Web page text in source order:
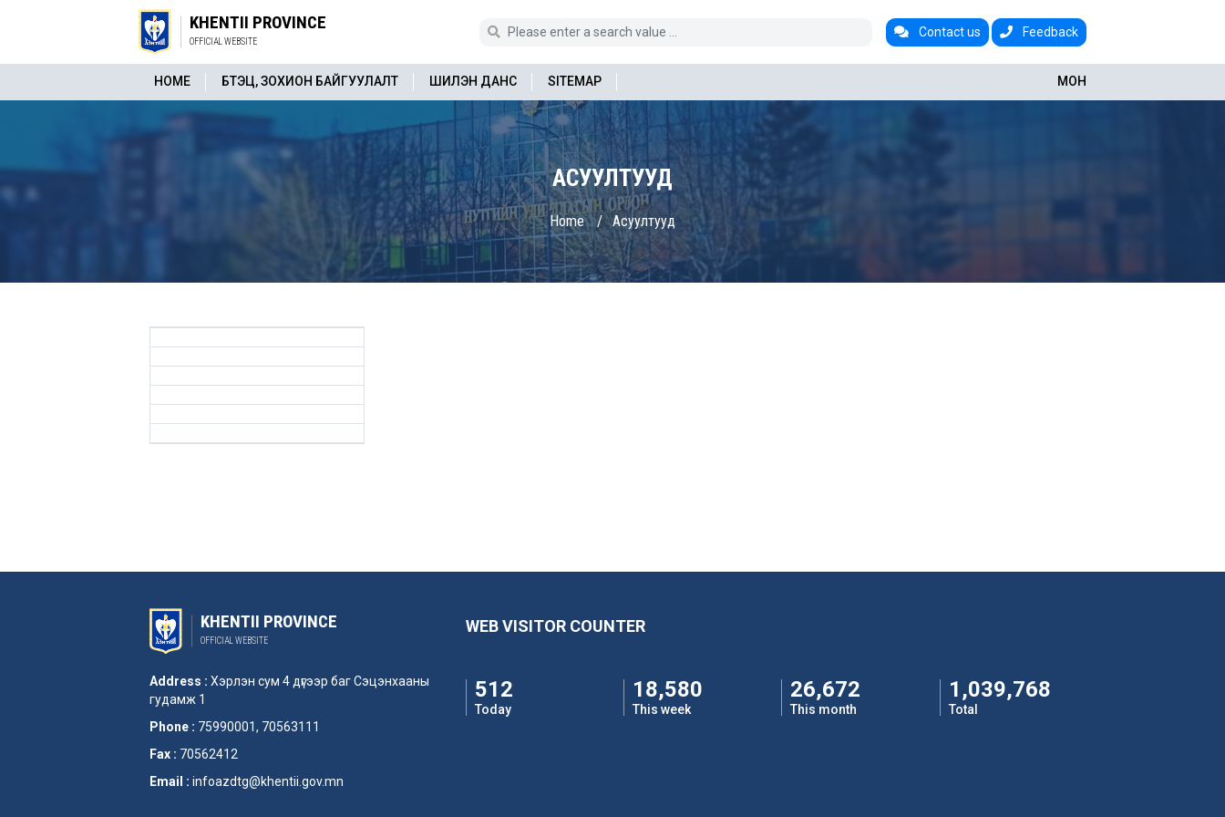
Contact us Feedback
KHENTII PROVINCE
OFFICIAL WEBSITE
МОН
HOME БҮТЭЦ, ЗОХИОН БАЙГУУЛАЛТ ШИЛЭН ДАНС SITEMAP
АСУУЛТУУД
Home Асуултууд
KHENTII PROVINCE
OFFICIAL WEBSITE
Address : Хэрлэн сум 4 дүгээр баг Сэцэнхааны
гудамж 1
Phone : 75990001, 70563111
Fax : 70562412
Email : infoazdtg@khentii.gov.mn
WEB VISITOR COUNTER
512
Today
18,580
This week
26,672
This month
1,039,768
Total